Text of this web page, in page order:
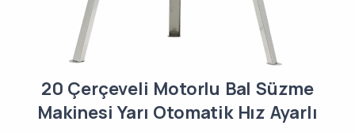
20 Çerçeveli Motorlu Bal Süzme
Makinesi Yarı Otomatik Hız Ayarlı